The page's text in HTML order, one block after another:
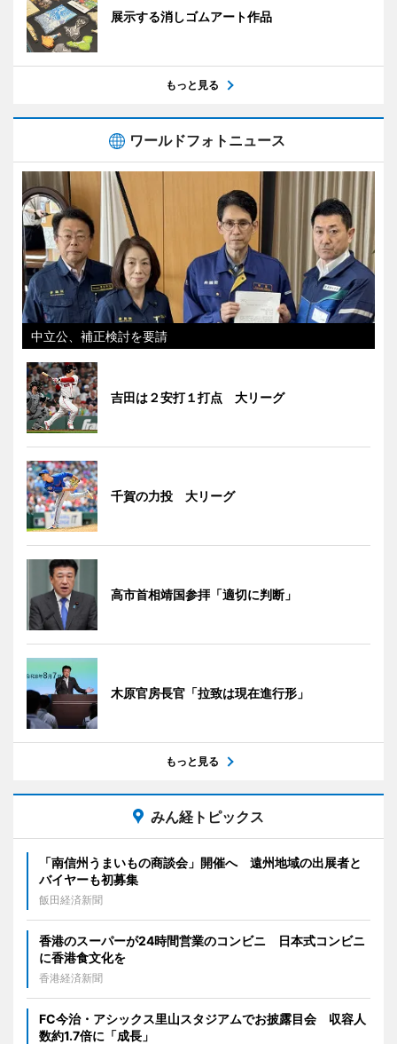
展示する消しゴムアート作品
もっと見る
ワールドフォトニュース
中立公、補正検討を要請
吉田は２安打１打点 大リーグ
千賀の力投 大リーグ
高市首相靖国参拝「適切に判断」
木原官房長官「拉致は現在進行形」
もっと見る
みん経トピックス
「南信州うまいもの商談会」開催へ 遠州地域の出展者と
バイヤーも初募集
飯田経済新聞
香港のスーパーが24時間営業のコンビニ 日本式コンビニ
に香港食文化を
香港経済新聞
FC今治・アシックス里山スタジアムでお披露目会 収容人
数約1.7倍に「成長」